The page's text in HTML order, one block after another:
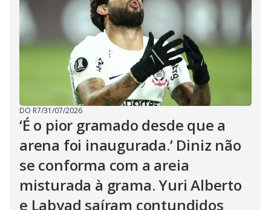
DO R7/31/07/2026
‘É o pior gramado desde que a
arena foi inaugurada.’ Diniz não
se conforma com a areia
misturada à grama. Yuri Alberto
e Labyad saíram contundidos